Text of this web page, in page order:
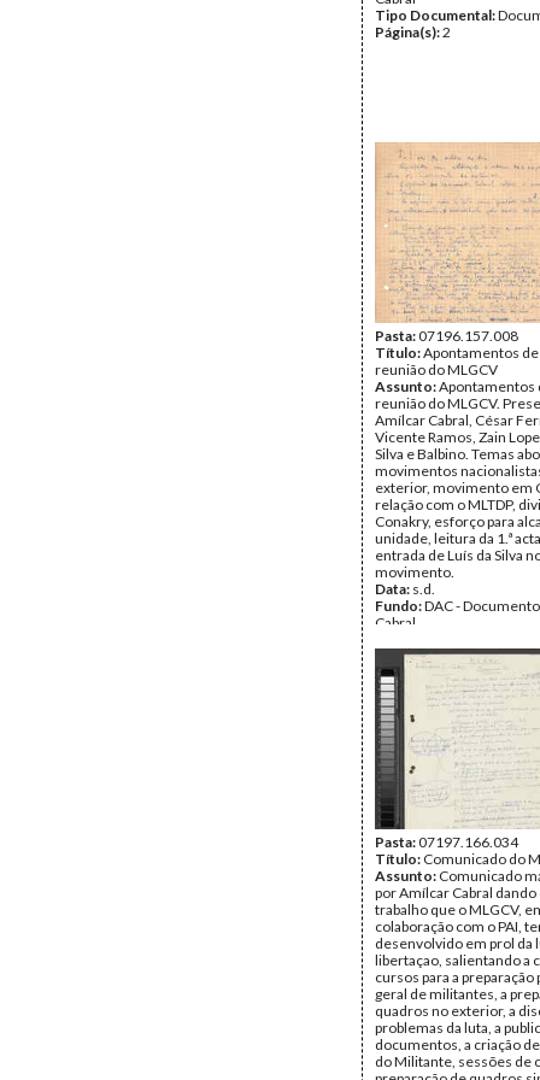
Tipo Documental:
Página(s):2
Pasta:07196.157.008
Título:Apontamentos
reunião do MLGCV
Assunto:Apontamentos
reunião do MLGCV.
Amílcar Cabral, César
Vicente Ramos, Zain
Silva e Balbino. Temas
movimentos
exterior, movimento em
relação com o MLTDP,
Conakry, esforço para
unidade, leitura da 1.ª
entrada de Luís da Silva
movimento.
Data: s.d.
Fundo:DAC -
Cabral
Página(s):3
Pasta:07197.166.034
Título: Comunicado do
Assunto: Comunicado
por Amílcar Cabral dando
trabalho que o MLGCV,
colaboração com o PAI,
desenvolvido em prol da
libertaçao, salientando a
cursos para a preparação
geral de militantes, a
quadros no exterior, a
problemas da luta, a
documentos, a criação
do Militante, sessões de